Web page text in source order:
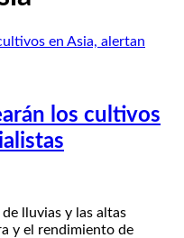
los cultivos
lluvias y las altas
y el rendimiento de